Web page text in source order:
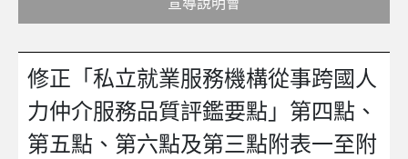
修正「私立就業服務機構從事跨國人
力仲介服務品質評鑑要點」第四點、
第五點、第六點及第三點附表一至附